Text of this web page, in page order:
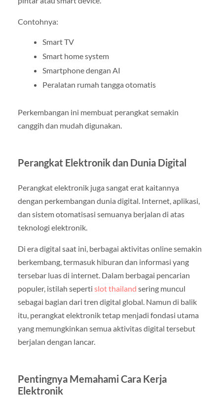
Contohnya:
Smart TV
Smart home system
Smartphone dengan AI
Peralatan rumah tangga otomatis
Perkembangan ini membuat perangkat semakin
canggih dan mudah digunakan.
Perangkat Elektronik dan Dunia Digital
Perangkat elektronik juga sangat erat kaitannya
dengan perkembangan dunia digital. Internet, aplikasi,
dan sistem otomatisasi semuanya berjalan di atas
teknologi elektronik.
Di era digital saat ini, berbagai aktivitas online semakin
berkembang, termasuk hiburan dan informasi yang
tersebar luas di internet. Dalam berbagai pencarian
populer, istilah seperti slot thailand sering muncul
sebagai bagian dari tren digital global. Namun di balik
itu, perangkat elektronik tetap menjadi fondasi utama
yang memungkinkan semua aktivitas digital tersebut
berjalan dengan lancar.
Pentingnya Memahami Cara Kerja
Elektronik